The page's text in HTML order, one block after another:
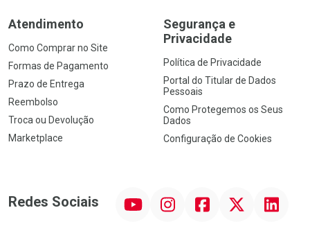
Atendimento
Como Comprar no Site
Formas de Pagamento
Prazo de Entrega
Reembolso
Troca ou Devolução
Marketplace
Segurança e
Privacidade
Política de Privacidade
Portal do Titular de Dados
Pessoais
Como Protegemos os Seus
Dados
Configuração de Cookies
Redes Sociais InstagramFacebook Linkedin